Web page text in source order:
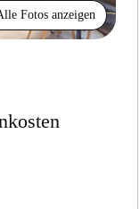
Fotos anzeigen